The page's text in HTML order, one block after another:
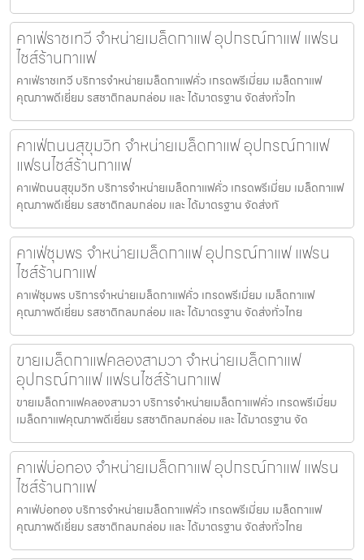
คาเฟ่ราชเทวี จำหน่ายเมล็ดกาแฟ อุปกรณ์กาแฟ แฟรน
ไชส์ร้านกาแฟ
คาเฟ่ราชเทวี บริการจำหน่ายเมล็ดกาแฟคั่ว เกรดพรีเมี่ยม เมล็ดกาแฟ
คุณภาพดีเยี่ยม รสชาติกลมกล่อม และ ได้มาตรฐาน จัดส่งทั่วไท
คาเฟ่ถนนสุขุมวิท จำหน่ายเมล็ดกาแฟ อุปกรณ์กาแฟ
แฟรนไชส์ร้านกาแฟ
คาเฟ่ถนนสุขุมวิท บริการจำหน่ายเมล็ดกาแฟคั่ว เกรดพรีเมี่ยม เมล็ดกาแฟ
คุณภาพดีเยี่ยม รสชาติกลมกล่อม และ ได้มาตรฐาน จัดส่งทั
คาเฟ่ชุมพร จำหน่ายเมล็ดกาแฟ อุปกรณ์กาแฟ แฟรน
ไชส์ร้านกาแฟ
คาเฟ่ชุมพร บริการจำหน่ายเมล็ดกาแฟคั่ว เกรดพรีเมี่ยม เมล็ดกาแฟ
คุณภาพดีเยี่ยม รสชาติกลมกล่อม และ ได้มาตรฐาน จัดส่งทั่วไทย
ขายเมล็ดกาแฟคลองสามวา จำหน่ายเมล็ดกาแฟ
อุปกรณ์กาแฟ แฟรนไชส์ร้านกาแฟ
ขายเมล็ดกาแฟคลองสามวา บริการจำหน่ายเมล็ดกาแฟคั่ว เกรดพรีเมี่ยม
เมล็ดกาแฟคุณภาพดีเยี่ยม รสชาติกลมกล่อม และ ได้มาตรฐาน จัด
คาเฟ่บ่อทอง จำหน่ายเมล็ดกาแฟ อุปกรณ์กาแฟ แฟรน
ไชส์ร้านกาแฟ
คาเฟ่บ่อทอง บริการจำหน่ายเมล็ดกาแฟคั่ว เกรดพรีเมี่ยม เมล็ดกาแฟ
คุณภาพดีเยี่ยม รสชาติกลมกล่อม และ ได้มาตรฐาน จัดส่งทั่วไทย